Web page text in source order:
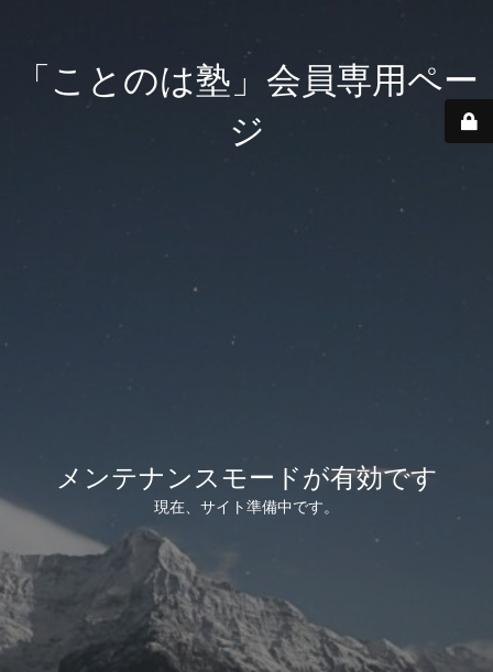
「ことのは塾」会員専用ペー
ジ
メンテナンスモードが有効です
現在、サイト準備中です。